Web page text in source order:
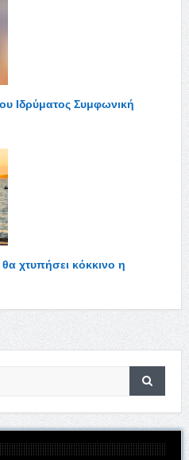
Ιδρύματος Συμφωνική
χτυπήσει κόκκινο η